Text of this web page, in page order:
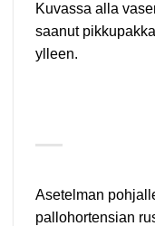
Kuvassa alla
saanut
ylleen.
Asetelman
pallohortensian